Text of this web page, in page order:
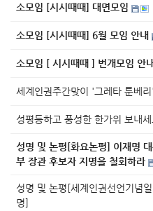
소모임 [시시때때] 대면모임
소모임 [시시때때] 6월 모임 안내
소모임 [ 시시때때 ] 번개모임 안내
세계인권주간맞이 '그레타 툰베
성평등하고 풍성한 한가위 보내
성명 및 논평[화요논평] 이재명
부 장관 후보자 지명을 철회하라
성명 및 논평[세계인권선언기념
명]